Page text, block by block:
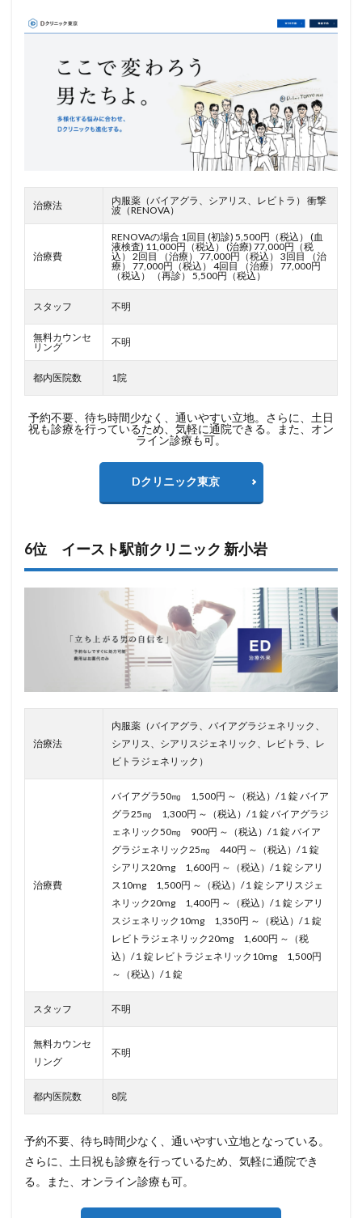
治療法
内服薬（バイアグラ、シアリス、レビトラ） 衝撃
波（RENOVA）
治療費
RENOVAの場合 1回目 (初診) 5,500円（税込） (血
液検査) 11,000円（税込） (治療) 77,000円（税
込） 2回目 （治療） 77,000円（税込） 3回目 （治
療） 77,000円（税込） 4回目 （治療） 77,000円
（税込） （再診） 5,500円（税込）
スタッフ 不明
無料カウンセ
リング
不明
都内医院数 1院
予約不要、待ち時間少なく、通いやすい立地。さらに、土日
祝も診療を行っているため、気軽に通院できる。また、オン
ライン診療も可。
Dクリニック東京
6位 イースト駅前クリニック 新小岩
治療法
内服薬（バイアグラ、バイアグラジェネリック、
シアリス、シアリスジェネリック、レビトラ、レ
ビトラジェネリック）
治療費
バイアグラ50㎎ 1,500円 ～（税込）/１錠 バイア
グラ25㎎ 1,300円 ～（税込）/１錠 バイアグラジ
ェネリック50㎎ 900円 ～（税込）/１錠 バイア
グラジェネリック25㎎ 440円 ～（税込）/１錠
シアリス20mg 1,600円 ～（税込）/１錠 シアリ
ス10mg 1,500円 ～（税込）/１錠 シアリスジェ
ネリック20mg 1,400円 ～（税込）/１錠 シアリ
スジェネリック10mg 1,350円 ～（税込）/１錠
レビトラジェネリック20mg 1,600円 ～（税
込）/１錠 レビトラジェネリック10mg 1,500円
～（税込）/１錠
スタッフ 不明
無料カウンセ
リング
不明
都内医院数 8院
予約不要、待ち時間少なく、通いやすい立地となっている。
さらに、土日祝も診療を行っているため、気軽に通院でき
る。また、オンライン診療も可。